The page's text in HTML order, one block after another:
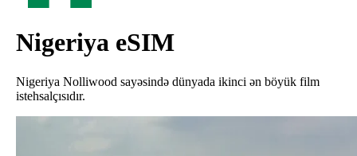
Nigeriya eSIM
Nigeriya Nolliwood sayəsində dünyada ikinci ən böyük film
istehsalçısıdır.